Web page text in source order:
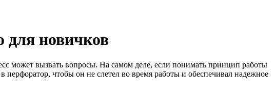
для новичков
может вызвать вопросы. На самом деле, если понимать принцип работы
перфоратор, чтобы он не слетел во время работы и обеспечивал надежное